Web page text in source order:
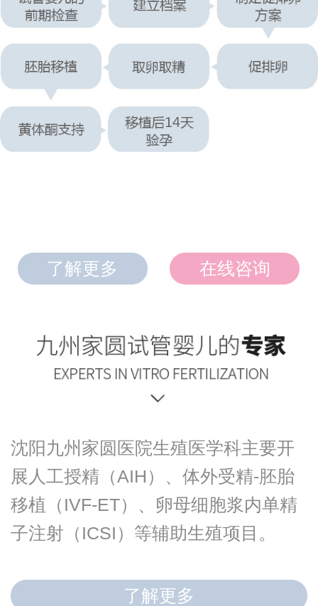
了解更多 在线咨询
沈阳九州家圆医院生殖医学科主要开
展人工授精（AIH）、体外受精-胚胎
移植（IVF-ET）、卵母细胞浆内单精
子注射（ICSI）等辅助生殖项目。
了解更多